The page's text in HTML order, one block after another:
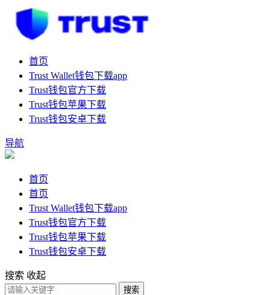
首页
Trust Wallet钱包下载app
Trust钱包官方下载
Trust钱包苹果下载
Trust钱包安卓下载
导航
首页
首页
Trust Wallet钱包下载app
Trust钱包官方下载
Trust钱包苹果下载
Trust钱包安卓下载
搜索 收起
搜索